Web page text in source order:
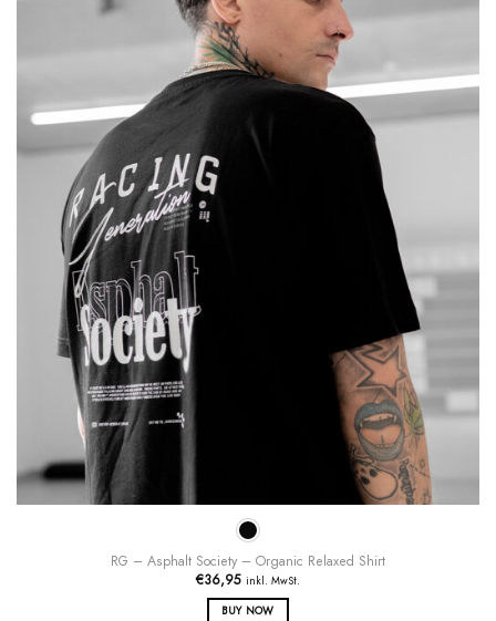
können
auf
gewählt
RG – Asphalt Society – Organic Relaxed Shirt
€36,95 inkl. MwSt.
BUY NOW